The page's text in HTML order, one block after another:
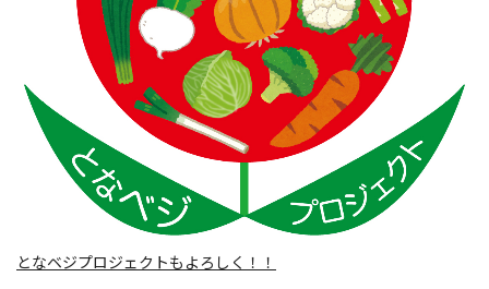
となベジプロジェクトもよろしく！！